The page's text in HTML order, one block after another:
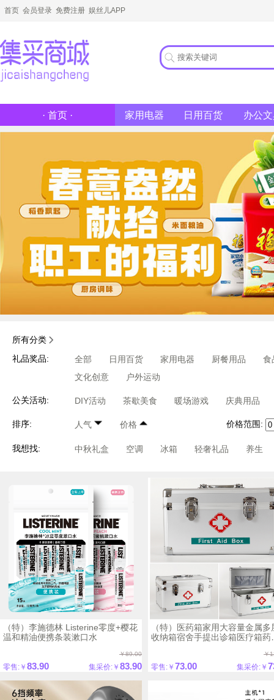
首页 会员登录 免费注册 娱丝儿APP
· 首页 · 家用电器 日用百货 办公
所有分类
礼品奖品:
全部 日用百货 家用电器 厨餐用品
食
文化创意
户外运动
公关活动: DIY活动 茶歇美食 暖场游戏 庆典用品
排序: 人气 价格 价格范围:
我想找: 中秋礼盒 空调 冰箱 轻奢礼品 养生
（特）李施德林 Listerine零度+樱花
温和精油便携条装漱口水
￥89.00
零售:￥ 83.90 集采价:￥ 83.90
（特）医药箱家用大容量金属多
收纳箱宿舍手提出诊箱医疗箱药
￥
零售:￥ 73.00 集采价:￥